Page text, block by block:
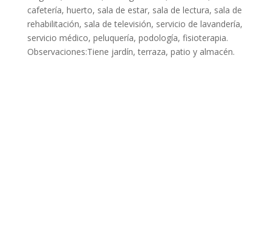
cafetería, huerto, sala de estar, sala de lectura, sala de
rehabilitación, sala de televisión, servicio de lavandería,
servicio médico, peluquería, podología, fisioterapia.
Observaciones:Tiene jardín, terraza, patio y almacén.